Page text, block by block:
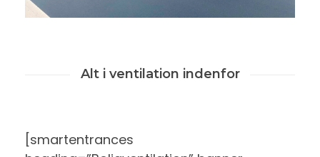
Alt i ventilation indenfor
[smartentrances